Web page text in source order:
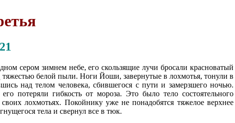
сером зимнем небе, его скользящие лучи бросали красноватый
белой пыли. Ноги Йоши, завернутые в лохмотья, тонули в
над телом человека, сбившегося с пути и замерзшего ночью.
потеряли гибкость от мороза. Это было тело состоятельного
лохмотьях. Покойнику уже не понадобятся тяжелое верхнее
тела и свернул все в тюк.